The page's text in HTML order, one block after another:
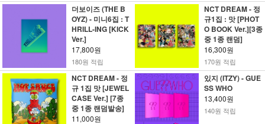
더보이즈 (THE B
OYZ) - 미니6집 : T
HRILL-ING [KICK
Ver.]
17,800원
180원 적립
NCT DREAM - 정
규1집 : 맛 [PHOT
O BOOK Ver.][3종
중 1종 랜덤]
16,300원
170원 적립
NCT DREAM - 정
규 1집 맛 [JEWEL
CASE Ver.] [7종
중 1종 랜덤발송]
11,000원
있지 (ITZY) - GUE
SS WHO
13,400원
140원 적립